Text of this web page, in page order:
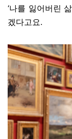
‘나를 잃어버린
겠다고요.